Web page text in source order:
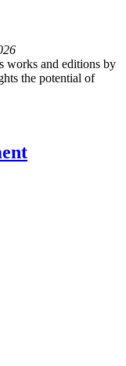
works and editions by
the potential of